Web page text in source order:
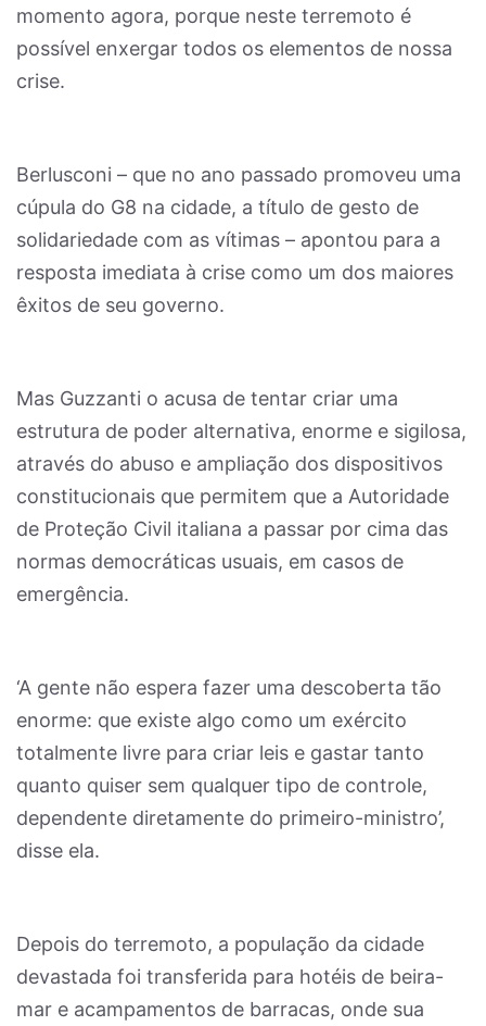
momento agora, porque neste terremoto é
possível enxergar todos os elementos de nossa
crise.
Berlusconi – que no ano passado promoveu uma
cúpula do G8 na cidade, a título de gesto de
solidariedade com as vítimas – apontou para a
resposta imediata à crise como um dos maiores
êxitos de seu governo.
Mas Guzzanti o acusa de tentar criar uma
estrutura de poder alternativa, enorme e sigilosa,
através do abuso e ampliação dos dispositivos
constitucionais que permitem que a Autoridade
de Proteção Civil italiana a passar por cima das
normas democráticas usuais, em casos de
emergência.
‘A gente não espera fazer uma descoberta tão
enorme: que existe algo como um exército
totalmente livre para criar leis e gastar tanto
quanto quiser sem qualquer tipo de controle,
dependente diretamente do primeiro-ministro’,
disse ela.
Depois do terremoto, a população da cidade
devastada foi transferida para hotéis de beira-
mar e acampamentos de barracas, onde sua